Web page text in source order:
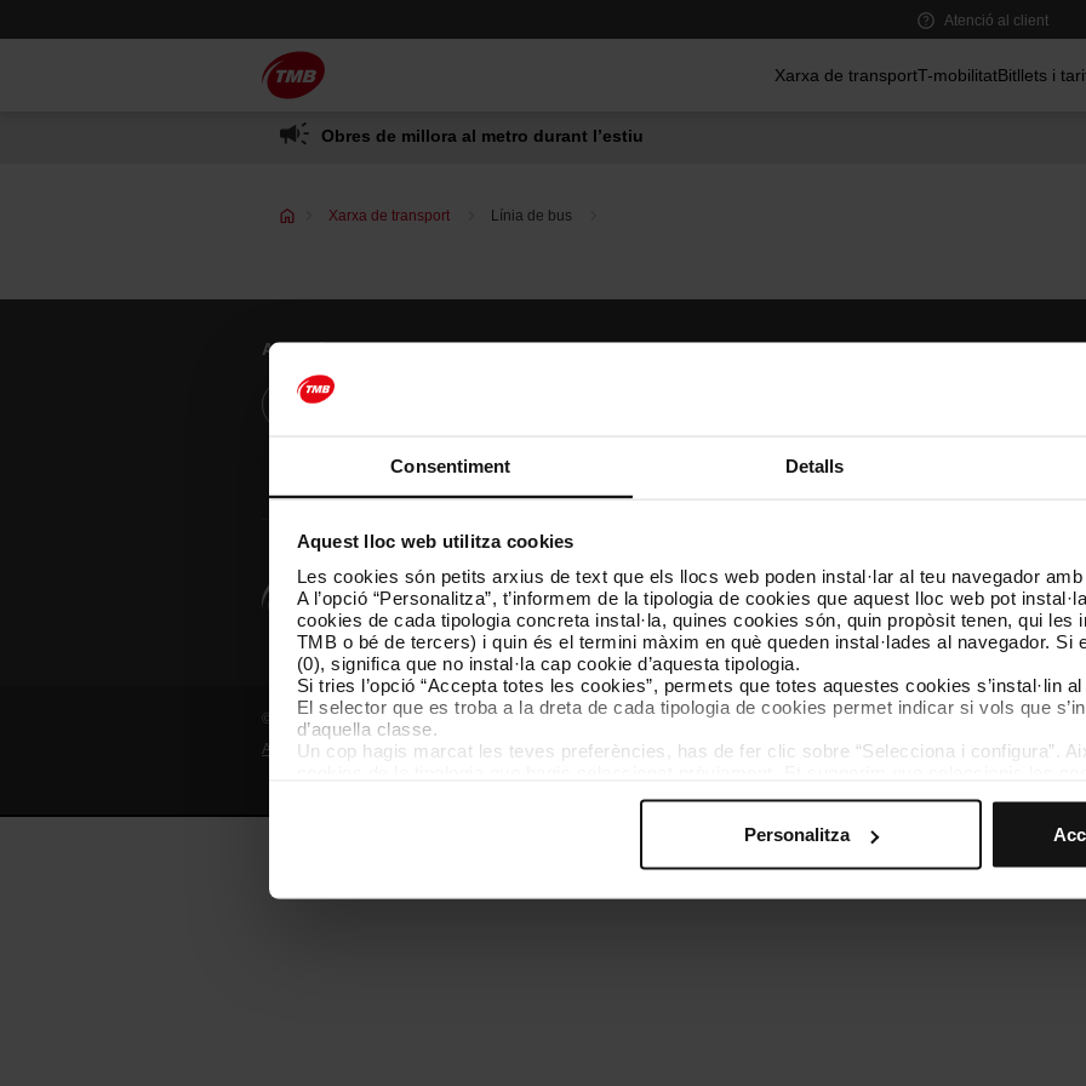
Consentiment Detalls
Aquest lloc web utilitza cookies
Les cookies són petits arxius de text que els llocs web poden instal·lar al teu navegador
A l’opció “Personalitza”, t’informem de la tipologia de cookies que aquest lloc web pot
cookies de cada tipologia concreta instal·la, quines cookies són, quin propòsit tenen, qui les
TMB o bé de tercers) i quin és el termini màxim en què queden instal·lades al navegador. Si
(0), significa que no instal·la cap cookie d’aquesta tipologia.
Si tries l’opció “Accepta totes les cookies”, permets que totes aquestes cookies s’instal·lin
El selector que es troba a la dreta de cada tipologia de cookies permet indicar si vols que
d’aquella classe.
Un cop hagis marcat les teves preferències, has de fer clic sobre “Selecciona i configura”.
perquè permeten recordar les teves opcions de navegació (com ara l’idioma) i milloren la
començar a navegar-hi. Només pots consultar la nostraPolítica de cookies
Personalitza
al
contingut
Atenció al client
Xarxa de transportT-mobilitatBitllets i
Obres de millora al metro durant l’estiu
Xarxa de transport Línia de bus
Atenció al client
Resol els teus dubtes
Segueix-nos
TMB
Coneix-nos Contacta
© Grup TMB - Tots els drets reservats
Avís legal
Política de privadesa Política de cookies Gestor de cookies Accessibilitat Mapa web